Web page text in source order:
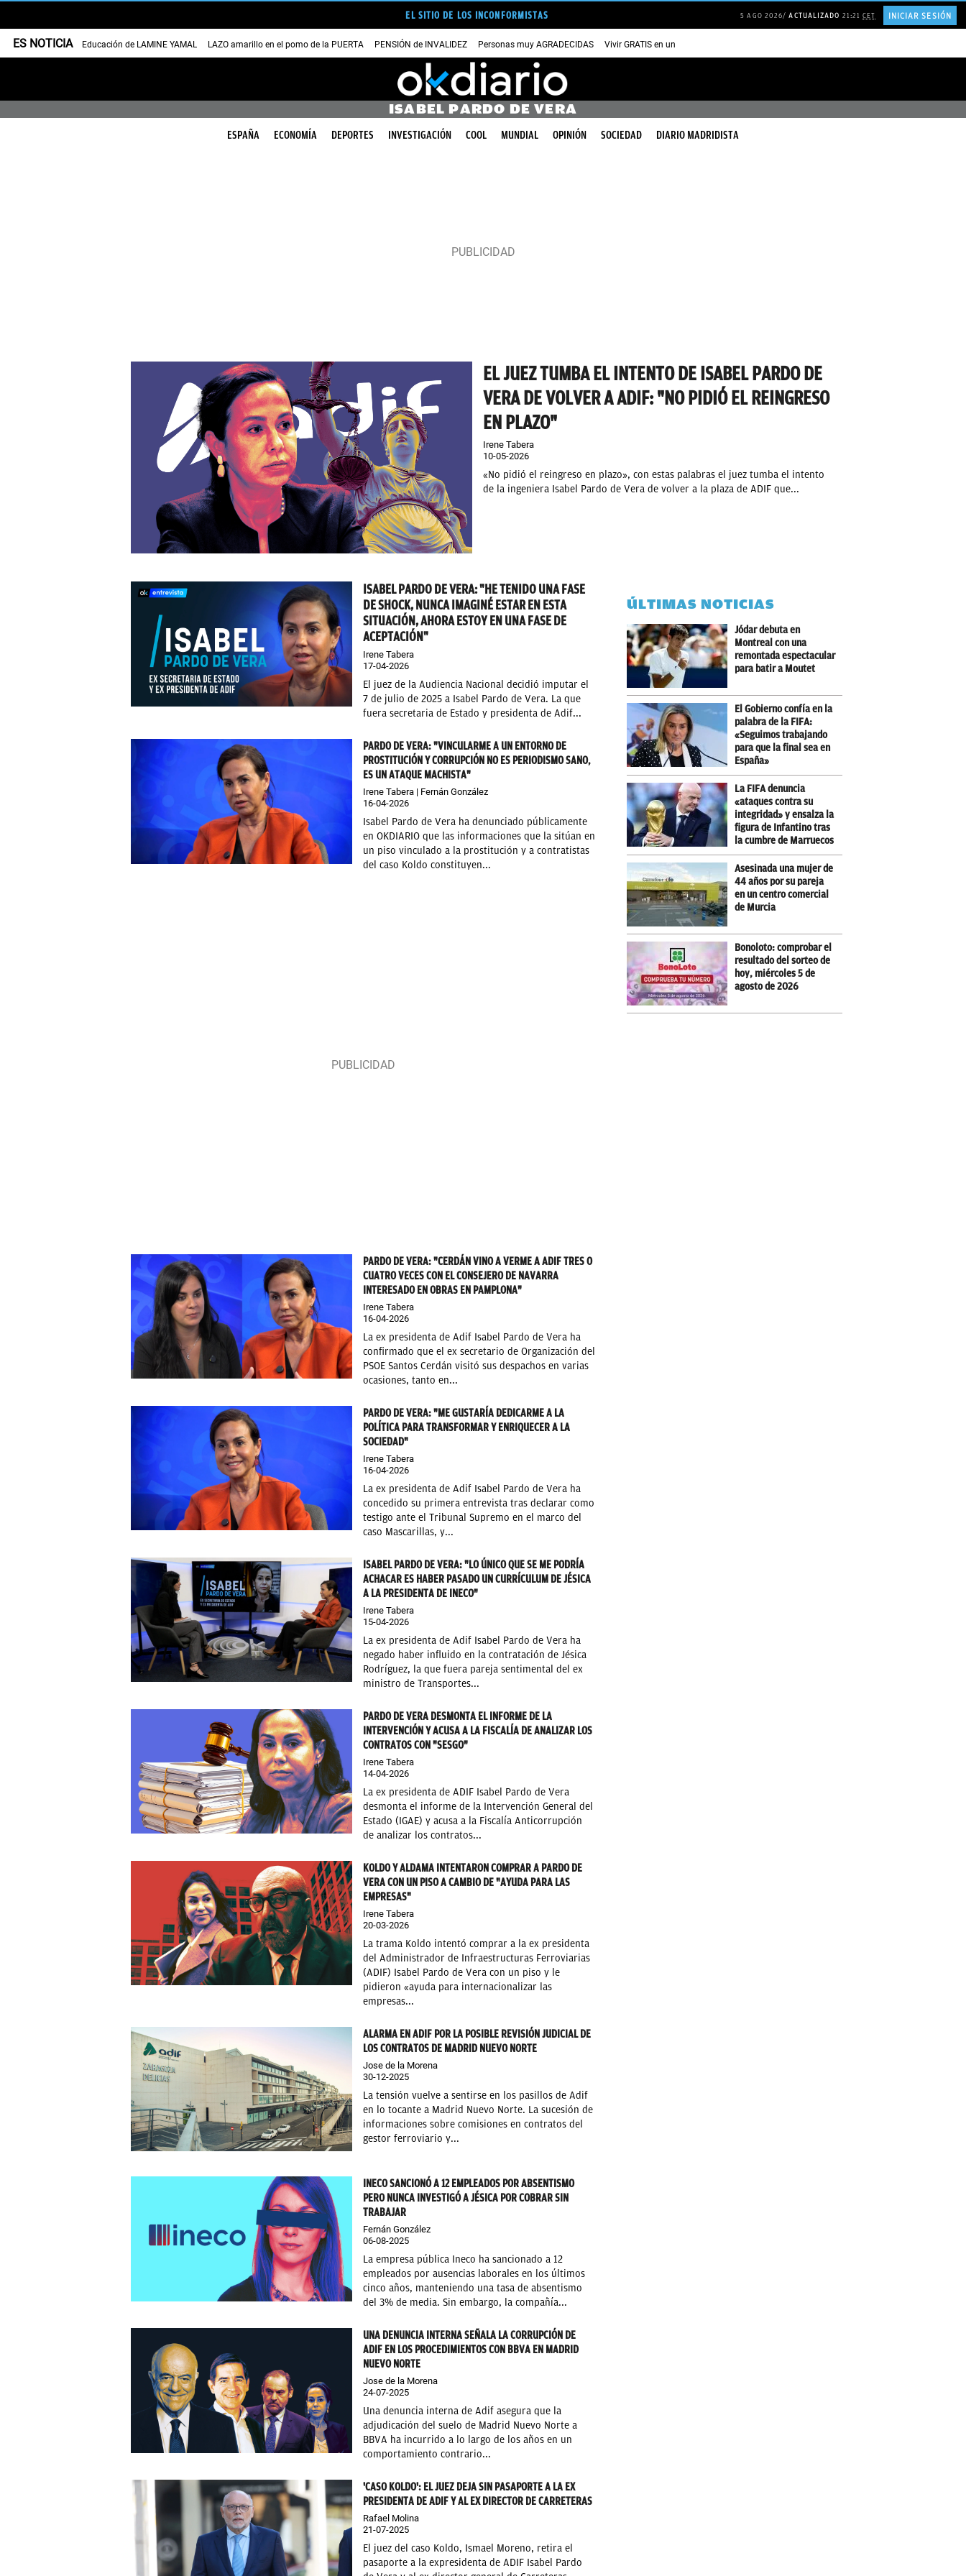
EL SITIO DE LOS INCONFORMISTAS 5 AGO 2026 ACTUALIZADO 21:21CET INICIAR SESIÓN
ES NOTICIA Educación de LAMINE YAMAL LAZO amarillo en el pomo de la PUERTA PENSIÓN de INVALIDEZ Personas muy AGRADECIDAS Vivir GRATIS en una ISLA en GRECIA
ISABEL PARDO DE VERA
ESPAÑA ECONOMÍA DEPORTES INVESTIGACIÓN COOL MUNDIAL OPINIÓN SOCIEDAD DIARIO MADRIDISTA
EL JUEZ TUMBA EL INTENTO DE ISABEL PARDO DE
VERA DE VOLVER A ADIF: "NO PIDIÓ EL REINGRESO
EN PLAZO"
Irene Tabera
10-05-2026
«No pidió el reingreso en plazo», con estas palabras el juez tumba el intento
de la ingeniera Isabel Pardo de Vera de volver a la plaza de ADIF que...
ISABEL PARDO DE VERA: "HE TENIDO UNA FASE
DE SHOCK, NUNCA IMAGINÉ ESTAR EN ESTA
SITUACIÓN, AHORA ESTOY EN UNA FASE DE
ACEPTACIÓN"
Irene Tabera
17-04-2026
El juez de la Audiencia Nacional decidió imputar el
7 de julio de 2025 a Isabel Pardo de Vera. La que
fuera secretaria de Estado y presidenta de Adif...
PARDO DE VERA: "VINCULARME A UN ENTORNO DE
PROSTITUCIÓN Y CORRUPCIÓN NO ES PERIODISMO SANO,
ES UN ATAQUE MACHISTA"
Irene Tabera | Fernán González
16-04-2026
Isabel Pardo de Vera ha denunciado públicamente
en OKDIARIO que las informaciones que la sitúan en
un piso vinculado a la prostitución y a contratistas
del caso Koldo constituyen...
PARDO DE VERA: "CERDÁN VINO A VERME A ADIF TRES O
CUATRO VECES CON EL CONSEJERO DE NAVARRA
INTERESADO EN OBRAS EN PAMPLONA"
Irene Tabera
16-04-2026
La ex presidenta de Adif Isabel Pardo de Vera ha
confirmado que el ex secretario de Organización del
PSOE Santos Cerdán visitó sus despachos en varias
ocasiones, tanto en...
PARDO DE VERA: "ME GUSTARÍA DEDICARME A LA
POLÍTICA PARA TRANSFORMAR Y ENRIQUECER A LA
SOCIEDAD"
Irene Tabera
16-04-2026
La ex presidenta de Adif Isabel Pardo de Vera ha
concedido su primera entrevista tras declarar como
testigo ante el Tribunal Supremo en el marco del
caso Mascarillas, y...
ISABEL PARDO DE VERA: "LO ÚNICO QUE SE ME PODRÍA
ACHACAR ES HABER PASADO UN CURRÍCULUM DE JÉSICA
A LA PRESIDENTA DE INECO"
Irene Tabera
15-04-2026
La ex presidenta de Adif Isabel Pardo de Vera ha
negado haber influido en la contratación de Jésica
Rodríguez, la que fuera pareja sentimental del ex
ministro de Transportes...
PARDO DE VERA DESMONTA EL INFORME DE LA
INTERVENCIÓN Y ACUSA A LA FISCALÍA DE ANALIZAR LOS
CONTRATOS CON "SESGO"
Irene Tabera
14-04-2026
La ex presidenta de ADIF Isabel Pardo de Vera
desmonta el informe de la Intervención General del
Estado (IGAE) y acusa a la Fiscalía Anticorrupción
de analizar los contratos...
KOLDO Y ALDAMA INTENTARON COMPRAR A PARDO DE
VERA CON UN PISO A CAMBIO DE "AYUDA PARA LAS
EMPRESAS"
Irene Tabera
20-03-2026
⁠La trama Koldo intentó comprar a la ex presidenta
del Administrador de Infraestructuras Ferroviarias
(ADIF) Isabel Pardo de Vera con un piso y le
pidieron «ayuda para internacionalizar las
empresas...
ALARMA EN ADIF POR LA POSIBLE REVISIÓN JUDICIAL DE
LOS CONTRATOS DE MADRID NUEVO NORTE
Jose de la Morena
30-12-2025
La tensión vuelve a sentirse en los pasillos de Adif
en lo tocante a Madrid Nuevo Norte. La sucesión de
informaciones sobre comisiones en contratos del
gestor ferroviario y...
INECO SANCIONÓ A 12 EMPLEADOS POR ABSENTISMO
PERO NUNCA INVESTIGÓ A JÉSICA POR COBRAR SIN
TRABAJAR
Fernán González
06-08-2025
La empresa pública Ineco ha sancionado a 12
empleados por ausencias laborales en los últimos
cinco años, manteniendo una tasa de absentismo
del 3% de media. Sin embargo, la compañía...
UNA DENUNCIA INTERNA SEÑALA LA CORRUPCIÓN DE
ADIF EN LOS PROCEDIMIENTOS CON BBVA EN MADRID
NUEVO NORTE
Jose de la Morena
24-07-2025
Una denuncia interna de Adif asegura que la
adjudicación del suelo de Madrid Nuevo Norte a
BBVA ha incurrido a lo largo de los años en un
comportamiento contrario...
'CASO KOLDO': EL JUEZ DEJA SIN PASAPORTE A LA EX
PRESIDENTA DE ADIF Y AL EX DIRECTOR DE CARRETERAS
Rafael Molina
21-07-2025
El juez del caso Koldo, Ismael Moreno, retira el
pasaporte a la expresidenta de ADIF Isabel Pardo
ÚLTIMAS NOTICIAS
Jódar debuta en
Montreal con una
remontada espectacular
para batir a Moutet
El Gobierno confía en la
palabra de la FIFA:
«Seguimos trabajando
para que la final sea en
España»
La FIFA denuncia
«ataques contra su
integridad» y ensalza la
figura de Infantino tras
la cumbre de Marruecos
Asesinada una mujer de
44 años por su pareja
en un centro comercial
de Murcia
Bonoloto: comprobar el
resultado del sorteo de
hoy, miércoles 5 de
agosto de 2026